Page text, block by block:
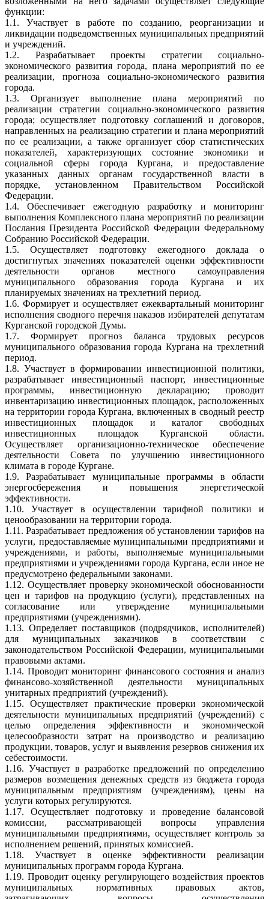
функции:
1.1. Участвует в работе по созданию, реорганизации и
ликвидации подведомственных муниципальных предприятий
и учреждений.
1.2. Разрабатывает проекты стратегии социально-
экономического развития города, плана мероприятий по ее
реализации, прогноза социально-экономического развития
города.
1.3. Организует выполнение плана мероприятий по
реализации стратегии социально-экономического развития
города; осуществляет подготовку соглашений и договоров,
направленных на реализацию стратегии и плана мероприятий
по ее реализации, а также организует сбор статистических
показателей, характеризующих состояние экономики и
социальной сферы города Кургана, и предоставление
указанных данных органам государственной власти в
порядке, установленном Правительством Российской
Федерации.
1.4. Обеспечивает ежегодную разработку и мониторинг
выполнения Комплексного плана мероприятий по реализации
Послания Президента Российской Федерации Федеральному
Собранию Российской Федерации.
1.5. Осуществляет подготовку ежегодного доклада о
достигнутых значениях показателей оценки эффективности
деятельности органов местного самоуправления
муниципального образования города Кургана и их
планируемых значениях на трехлетний период.
1.6. Формирует и осуществляет ежеквартальный мониторинг
исполнения сводного перечня наказов избирателей депутатам
Курганской городской Думы.
1.7. Формирует прогноз баланса трудовых ресурсов
муниципального образования города Кургана на трехлетний
период.
1.8. Участвует в формировании инвестиционной политики,
разрабатывает инвестиционный паспорт, инвестиционные
программы, инвестиционную декларацию; проводит
инвентаризацию инвестиционных площадок, расположенных
на территории города Кургана, включенных в сводный реестр
инвестиционных площадок и каталог свободных
инвестиционных площадок Курганской области.
Осуществляет организационно-техническое обеспечение
деятельности Совета по улучшению инвестиционного
климата в городе Кургане.
1.9. Разрабатывает муниципальные программы в области
энергосбережения и повышения энергетической
эффективности.
1.10. Участвует в осуществлении тарифной политики и
ценообразовании на территории города.
1.11. Разрабатывает предложения об установлении тарифов на
услуги, предоставляемые муниципальными предприятиями и
учреждениями, и работы, выполняемые муниципальными
предприятиями и учреждениями города Кургана, если иное не
предусмотрено федеральными законами.
1.12. Осуществляет проверку экономической обоснованности
цен и тарифов на продукцию (услуги), представленных на
согласование или утверждение муниципальными
предприятиями (учреждениями).
1.13. Определяет поставщиков (подрядчиков, исполнителей)
для муниципальных заказчиков в соответствии с
законодательством Российской Федерации, муниципальными
правовыми актами.
1.14. Проводит мониторинг финансового состояния и анализ
финансово-хозяйственной деятельности муниципальных
унитарных предприятий (учреждений).
1.15. Осуществляет практические проверки экономической
деятельности муниципальных предприятий (учреждений) с
целью определения эффективности и экономической
целесообразности затрат на производство и реализацию
продукции, товаров, услуг и выявления резервов снижения их
себестоимости.
1.16. Участвует в разработке предложений по определению
размеров возмещения денежных средств из бюджета города
муниципальным предприятиям (учреждениям), цены на
услуги которых регулируются.
1.17. Осуществляет подготовку и проведение балансовой
комиссии, рассматривающей вопросы управления
муниципальными предприятиями, осуществляет контроль за
исполнением решений, принятых комиссией.
1.18. Участвует в оценке эффективности реализации
муниципальных программ города Кургана.
1.19. Проводит оценку регулирующего воздействия проектов
муниципальных нормативных правовых актов,